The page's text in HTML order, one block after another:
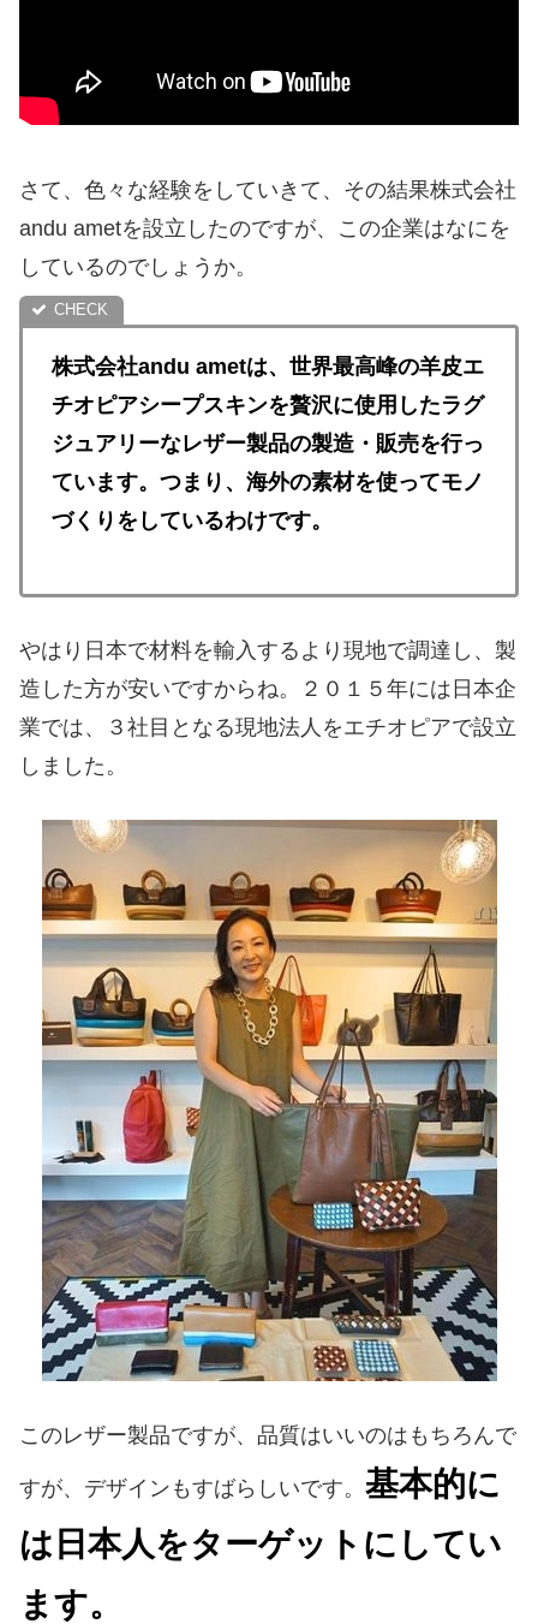
さて、色々な経験をしていきて、その結果株式会社
andu ametを設立したのですが、この企業はなにを
しているのでしょうか。
株式会社andu ametは、世界最高峰の羊皮エ
チオピアシープスキンを贅沢に使用したラグ
ジュアリーなレザー製品の製造・販売を行っ
ています。 つまり、海外の素材を使ってモノ
づくりをしているわけです。
やはり日本で材料を輸入するより現地で調達し、製
造した方が安いですからね。
２０１５年には日本企
業では、３社目となる現地法人をエチオピアで設立
しました。
このレザー製品ですが、品質はいいのはもちろんで
すが、デザインもすばらしいです。 基本的に
は日本人をターゲットにしてい
ます。